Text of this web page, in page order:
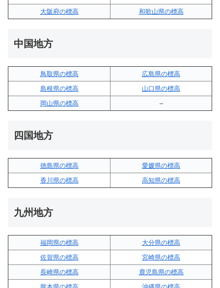
大阪府の標高
和歌山県の標高
中国地方
鳥取県の標高
広島県の標高
島根県の標高
山口県の標高
岡山県の標高
–
四国地方
徳島県の標高
愛媛県の標高
香川県の標高
高知県の標高
九州地方
福岡県の標高
大分県の標高
佐賀県の標高
宮崎県の標高
長崎県の標高
鹿児島県の標高